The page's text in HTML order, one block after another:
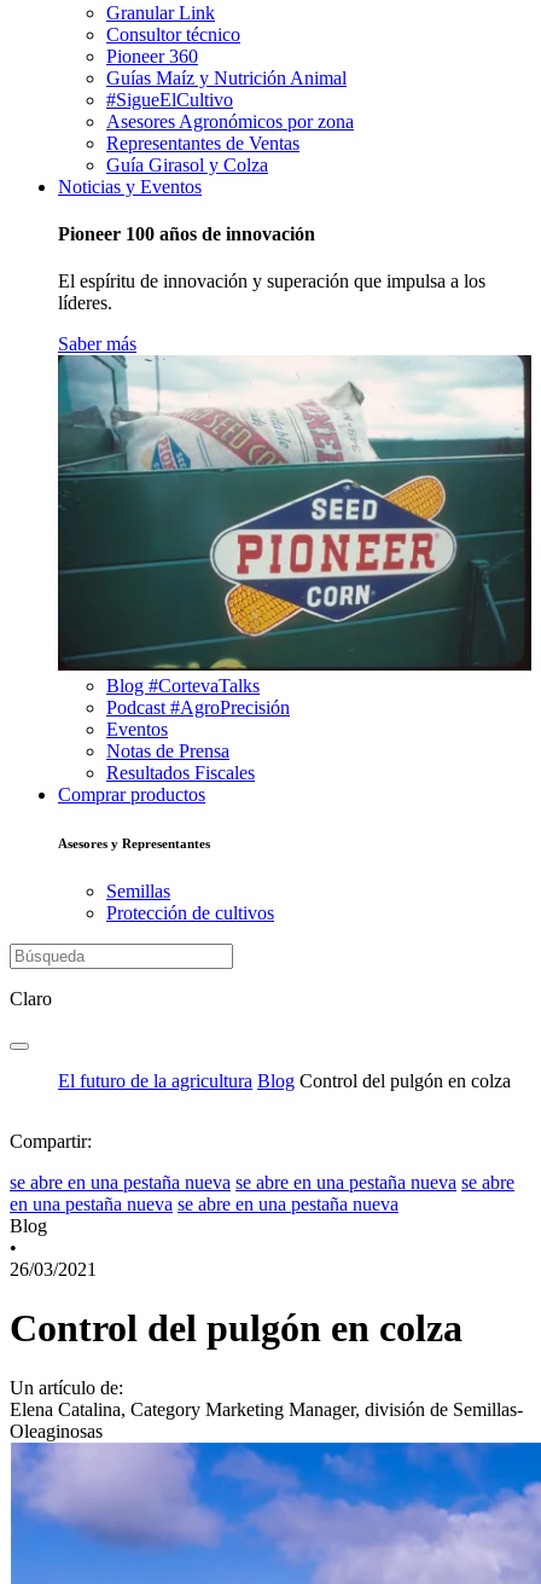
Granular Link
Consultor técnico
Pioneer 360
Guías Maíz y Nutrición Animal
#SigueElCultivo
Asesores Agronómicos por zona
Representantes de Ventas
Guía Girasol y Colza
Noticias y Eventos
Pioneer 100 años de innovación
El espíritu de innovación y superación que impulsa a los
líderes.
Saber más
Blog #CortevaTalks
Podcast #AgroPrecisión
Eventos
Notas de Prensa
Resultados Fiscales
Comprar productos
Asesores y Representantes
Semillas
Protección de cultivos
Claro
El futuro de la agricultura Blog Control del pulgón en colza
Compartir:
se abre en una pestaña nueva se abre en una pestaña nueva se abre
en una pestaña nueva se abre en una pestaña nueva
Blog
•
26/03/2021
Control del pulgón en colza
Un artículo de:
Elena Catalina, Category Marketing Manager, división de Semillas-
Oleaginosas